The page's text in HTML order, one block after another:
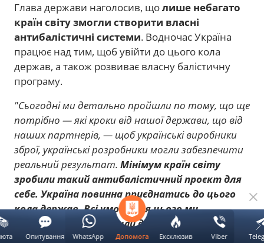
Глава держави наголосив, щолише небагато
країн світу змогли створити власні
антибалістичні системи. Водночас Україна
працює над тим, щоб увійти до цього кола
держав, а також розвиває власну балістичну
програму.
"Сьогодні ми детально пройшли по тому, що ще
потрібно — які кроки від нашої держави, що від
наших партнерів, — щоб українські виробники
зброї, українські розробники могли забезпечити
реальний результат. Мінімум країн світу
зробили такий антибалістичний проєкт для
себе. Україна повинна приєднатись до цього
кола держав. Всі умови для цього ми
створюємо. Інші робили десятиліттями свої
розробки. Україна повинна зробити
Допомога Ексклюзив Viber
Опитування WhatsApp